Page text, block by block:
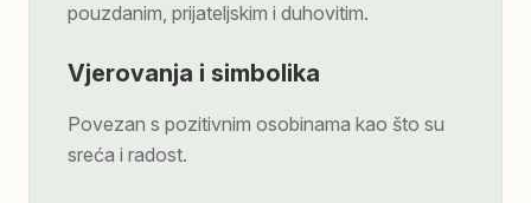
pouzdanim, prijateljskim i duhovitim.
Vjerovanja i simbolika
Povezan s pozitivnim osobinama kao što su
sreća i radost.